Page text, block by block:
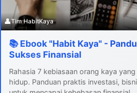
👤Tim HabitKaya
📚 Ebook "Habit Kaya" -
Sukses Finansial
Rahasia 7 kebiasaan orang kaya
hidup. Panduan praktis investasi,